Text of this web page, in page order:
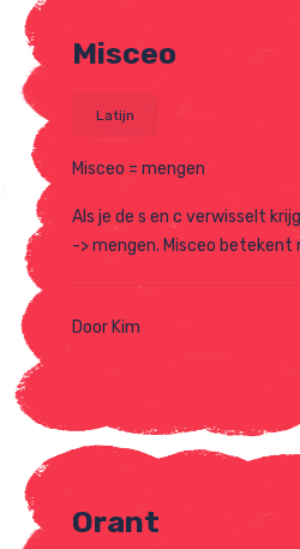
Misceo
Latijn
Misceo = mengen
Als je de s en c verwisselt
-> mengen. Misceo betekent
Door Kim
Orant